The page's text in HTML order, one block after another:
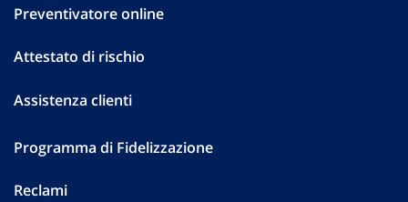
Preventivatore online
Attestato di rischio
Assistenza clienti
Programma di Fidelizzazione
Reclami